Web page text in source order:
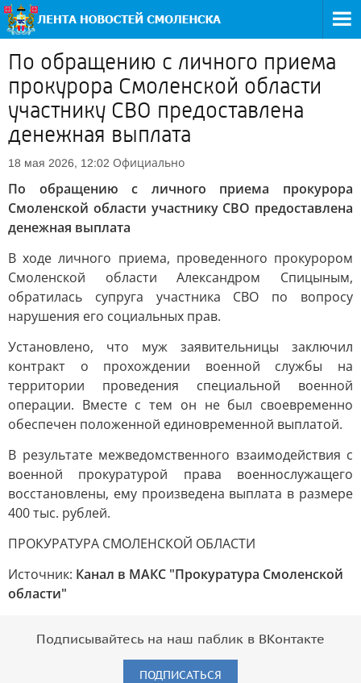
По обращению с личного приема
прокурора Смоленской области
участнику СВО предоставлена
денежная выплата
18 мая 2026, 12:02 Официально
По обращению с личного приема прокурора
Смоленской области участнику СВО предоставлена
денежная выплата
В ходе личного приема, проведенного прокурором
Смоленской области Александром Спицыным,
обратилась супруга участника СВО по вопросу
нарушения его социальных прав.
Установлено, что муж заявительницы заключил
контракт о прохождении военной службы на
территории проведения специальной военной
операции. Вместе с тем он не был своевременно
обеспечен положенной единовременной выплатой.
В результате межведомственного взаимодействия с
военной прокуратурой права военнослужащего
восстановлены, ему произведена выплата в размере
400 тыс. рублей.
ПРОКУРАТУРА СМОЛЕНСКОЙ ОБЛАСТИ
Источник: Канал в МАКС "Прокуратура Смоленской
области"
Подписывайтесь на наш паблик в ВКонтакте
ПОДПИСАТЬСЯ